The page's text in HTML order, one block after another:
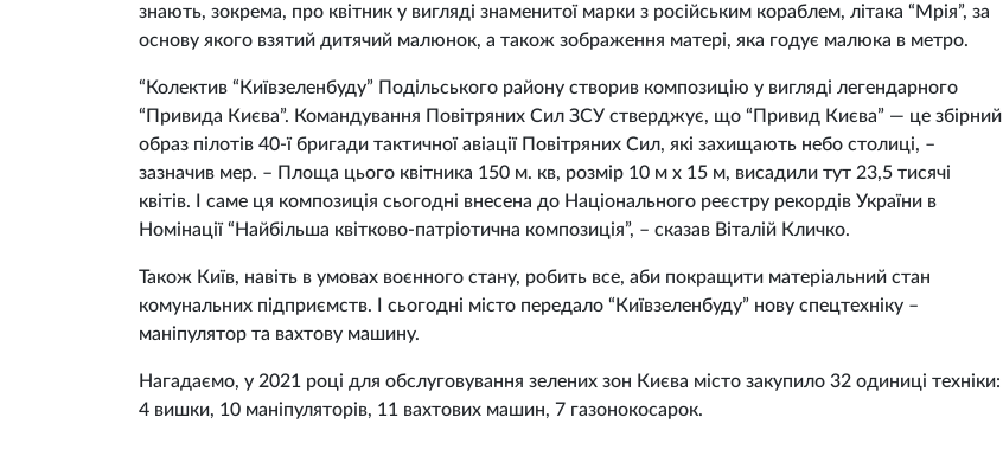
знають, зокрема, про квітник у вигляді знаменитої марки з російським кораблем, літака “Мрія”, за
основу якого взятий дитячий малюнок, а також зображення матері, яка годує малюка в метро.
“Колектив “Київзеленбуду” Подільського району створив композицію у вигляді легендарного
“Привида Києва”. Командування Повітряних Сил ЗСУ стверджує, що “Привид Києва” — це збірний
образ пілотів 40-ї бригади тактичної авіації Повітряних Сил, які захищають небо столиці, –
зазначив мер. – Площа цього квітника 150 м. кв, розмір 10 м х 15 м, висадили тут 23,5 тисячі
квітів. І саме ця композиція сьогодні внесена до Національного реєстру рекордів України в
Номінації “Найбільша квітково-патріотична композиція”, – сказав Віталій Кличко.
Також Київ, навіть в умовах воєнного стану, робить все, аби покращити матеріальний стан
комунальних підприємств. І сьогодні місто передало “Київзеленбуду” нову спецтехніку –
маніпулятор та вахтову машину.
Нагадаємо, у 2021 році для обслуговування зелених зон Києва місто закупило 32 одиниці техніки:
4 вишки, 10 маніпуляторів, 11 вахтових машин, 7 газонокосарок.